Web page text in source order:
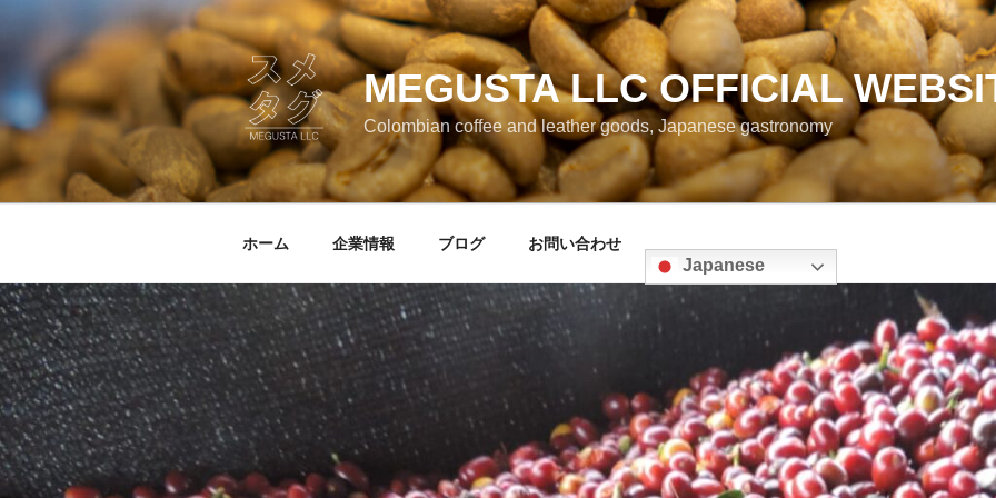
ン
ツ
へ
ス
キ
MEGUSTA LLC OFFICIAL
Colombian coffee and leather goods, Japanese gastronomy
ホーム 企業情報 ブログ お問い合わせ
Japanese